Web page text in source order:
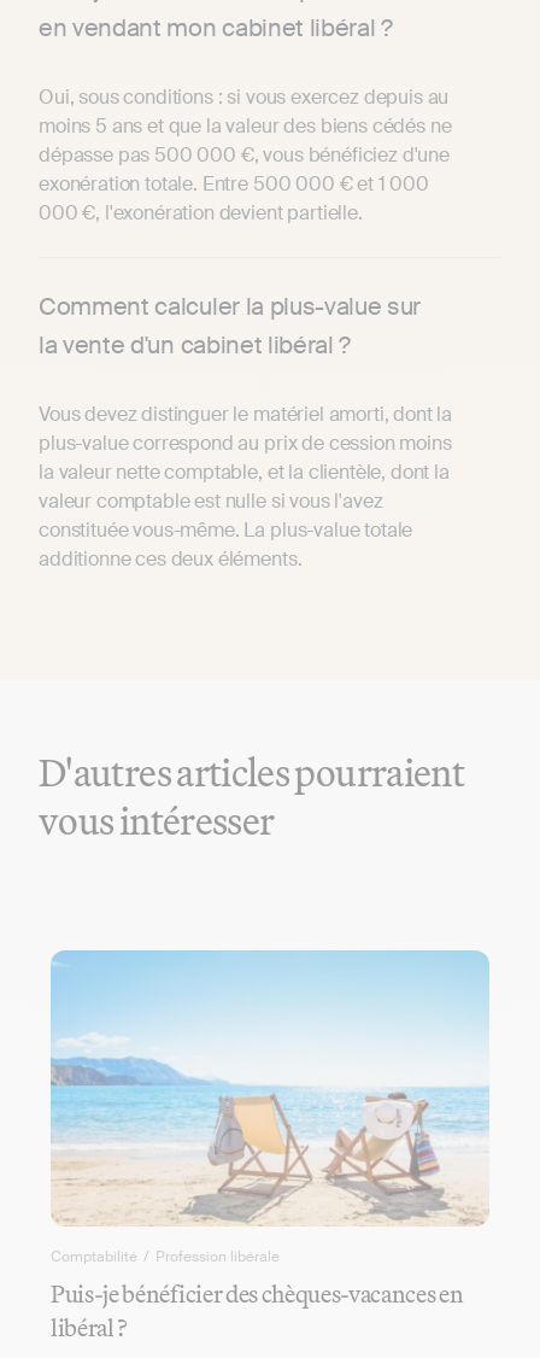
en vendant mon cabinet libéral ?
Oui, sous conditions : si vous exercez depuis au
moins 5 ans et que la valeur des biens cédés ne
dépasse pas 500 000 €, vous bénéficiez d'une
exonération totale. Entre 500 000 € et 1 000
000 €, l'exonération devient partielle.
Comment calculer la plus-value sur
la vente d'un cabinet libéral ?
Vous devez distinguer le matériel amorti, dont la
plus-value correspond au prix de cession moins
la valeur nette comptable, et la clientèle, dont la
valeur comptable est nulle si vous l'avez
constituée vous-même. La plus-value totale
additionne ces deux éléments.
D'autres articles pourraient
vous intéresser
Comptabilité / Profession libérale
Puis-je bénéficier des chèques-vacances en
libéral ?